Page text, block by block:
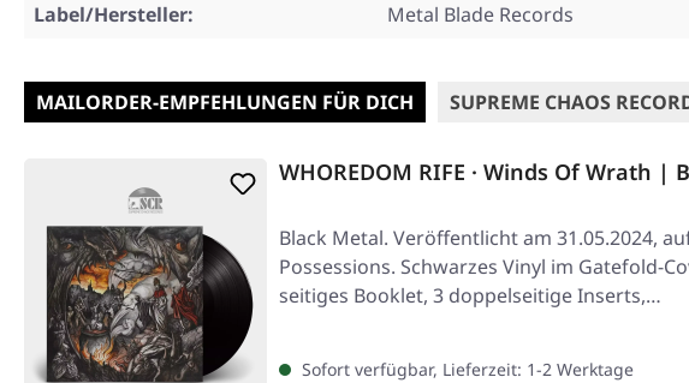
Label/Hersteller:
Metal Blade Records
MAILORDER-EMPFEHLUNGEN FÜR DICH SUPREME CHAOS
WHOREDOM RIFE · Winds Of Wrath |
Black Metal. Veröffentlicht am 31.05.2024,
Possessions. Schwarzes Vinyl im Gatefold-
seitiges Booklet, 3 doppelseitige Inserts,…
Sofort verfügbar, Lieferzeit: 1-2 Werktage